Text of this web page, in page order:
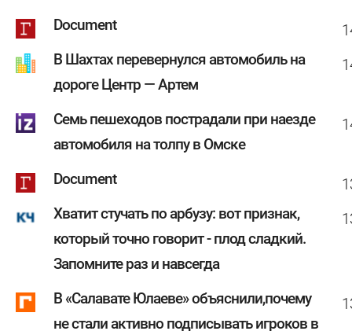
Document
В Шахтах перевернулся автомобиль на
дороге Центр — Артем
Семь пешеходов пострадали при наезде
автомобиля на толпу в Омске
Document
Хватит стучать по арбузу: вот признак,
который точно говорит - плод сладкий.
Запомните раз и навсегда
В «Салавате Юлаеве» объяснили,почему
не стали активно подписывать игроков в